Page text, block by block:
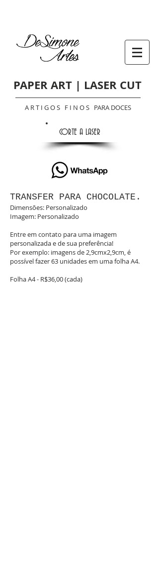
PAPER ART | LASER CUT
A R T I G O S F I N O S PARA DOCES
CORTE A LASER
TRANSFER PARA CHOCOLATE.
Dimensões: Personalizado
Imagem: Personalizado
Entre em contato para uma imagem
personalizada e de sua preferência!
Por exemplo: imagens de 2,9cmx2,9cm, é
possível fazer 63 unidades em uma folha A4.
Folha A4 - R$36,00 (cada)